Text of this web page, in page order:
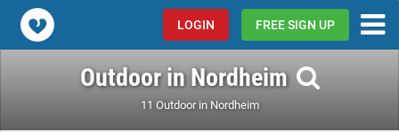
Popcorn.dating LOGIN FREE SIGN UP
Outdoor in Nordheim
11 Outdoor in Nordheim